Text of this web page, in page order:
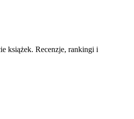
książek. Recenzje, rankingi i